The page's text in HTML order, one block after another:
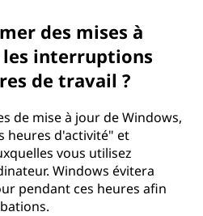
des mises à
interruptions
de travail ?
de mise à jour de Windows,
heures d'activité" et
vous utilisez
Windows évitera
pendant ces heures afin